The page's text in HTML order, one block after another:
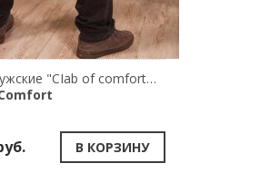
Брюки мужские "CIab of comfort" GARVEY 6429/2
В КОРЗИНУ